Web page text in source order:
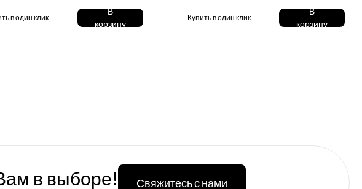
в один клик
В
корзину
Купить в один клик
В
корзину
в выборе! Свяжитесь с нами